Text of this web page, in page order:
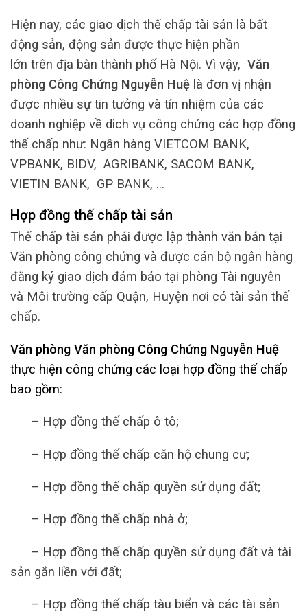
Hiện nay, các giao dịch thế chấp tài sản là bất
động sản, động sản được thực hiện phần
lớn trên địa bàn thành phố Hà Nội. Vì vậy, Văn
phòng Công Chứng Nguyễn Huệ là đơn vị nhận
được nhiều sự tin tưởng và tín nhiệm của các
doanh nghiệp về dich vụ công chứng các hợp đồng
thế chấp như: Ngân hàng VIETCOM BANK,
VPBANK, BIDV, AGRIBANK, SACOM BANK,
VIETIN BANK, GP BANK, …
Hợp đồng thế chấp tài sản
Thế chấp tài sản phải được lập thành văn bản tại
Văn phòng công chứng và được cán bộ ngân hàng
đăng ký giao dịch đảm bảo tại phòng Tài nguyên
và Môi trường cấp Quận, Huyện nơi có tài sản thế
chấp.
Văn phòng Văn phòng Công Chứng Nguyễn Huệ
thực hiện công chứng các loại hợp đồng thế chấp
bao gồm:
– Hợp đồng thế chấp ô tô;
– Hợp đồng thế chấp căn hộ chung cư;
– Hợp đồng thế chấp quyền sử dụng đất;
– Hợp đồng thế chấp nhà ở;
– Hợp đồng thế chấp quyền sử dụng đất và tài
sản gắn liền với đất;
– Hợp đồng thế chấp tàu biển và các tài sản